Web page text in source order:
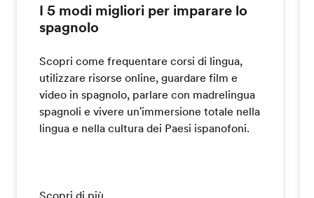
I 5 modi migliori per imparare lo
spagnolo
Scopri come frequentare corsi di lingua,
utilizzare risorse online, guardare film e
video in spagnolo, parlare con madrelingua
spagnoli e vivere un'immersione totale nella
lingua e nella cultura dei Paesi ispanofoni.